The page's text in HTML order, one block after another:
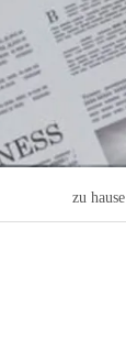
zu hause